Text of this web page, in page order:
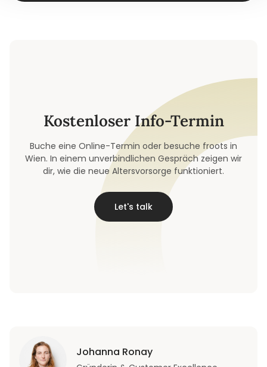
Kostenloser Info-Termin
Buche eine Online-Termin oder besuche froots in
Wien. In einem unverbindlichen Gespräch zeigen wir
dir, wie die neue Altersvorsorge funktioniert.
Let's talk
Johanna Ronay